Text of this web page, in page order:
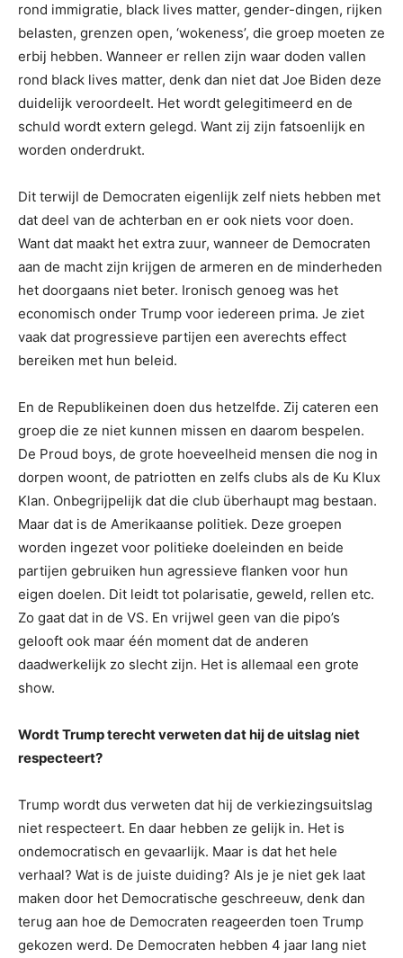
rond immigratie, black lives matter, gender-dingen, rijken
belasten, grenzen open, ‘wokeness’, die groep moeten ze
erbij hebben. Wanneer er rellen zijn waar doden vallen
rond black lives matter, denk dan niet dat Joe Biden deze
duidelijk veroordeelt. Het wordt gelegitimeerd en de
schuld wordt extern gelegd. Want zij zijn fatsoenlijk en
worden onderdrukt.
Dit terwijl de Democraten eigenlijk zelf niets hebben met
dat deel van de achterban en er ook niets voor doen.
Want dat maakt het extra zuur, wanneer de Democraten
aan de macht zijn krijgen de armeren en de minderheden
het doorgaans niet beter. Ironisch genoeg was het
economisch onder Trump voor iedereen prima. Je ziet
vaak dat progressieve partijen een averechts effect
bereiken met hun beleid.
En de Republikeinen doen dus hetzelfde. Zij cateren een
groep die ze niet kunnen missen en daarom bespelen.
De Proud boys, de grote hoeveelheid mensen die nog in
dorpen woont, de patriotten en zelfs clubs als de Ku Klux
Klan. Onbegrijpelijk dat die club überhaupt mag bestaan.
Maar dat is de Amerikaanse politiek. Deze groepen
worden ingezet voor politieke doeleinden en beide
partijen gebruiken hun agressieve flanken voor hun
eigen doelen. Dit leidt tot polarisatie, geweld, rellen etc.
Zo gaat dat in de VS. En vrijwel geen van die pipo’s
gelooft ook maar één moment dat de anderen
daadwerkelijk zo slecht zijn. Het is allemaal een grote
show.
Wordt Trump terecht verweten dat hij de uitslag niet
respecteert?
Trump wordt dus verweten dat hij de verkiezingsuitslag
niet respecteert. En daar hebben ze gelijk in. Het is
ondemocratisch en gevaarlijk. Maar is dat het hele
verhaal? Wat is de juiste duiding? Als je je niet gek laat
maken door het Democratische geschreeuw, denk dan
terug aan hoe de Democraten reageerden toen Trump
gekozen werd. De Democraten hebben 4 jaar lang niet